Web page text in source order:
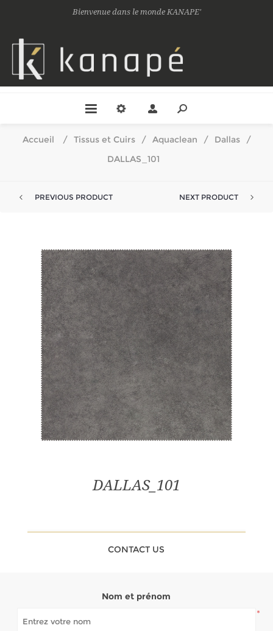
Bienvenue dans le monde KANAPE'
Accueil / Tissus et Cuirs / Aquaclean / Dallas
/
DALLAS_101
PREVIOUS PRODUCT NEXT PRODUCT
DALLAS_101
CONTACT US
Nom et prénom
*